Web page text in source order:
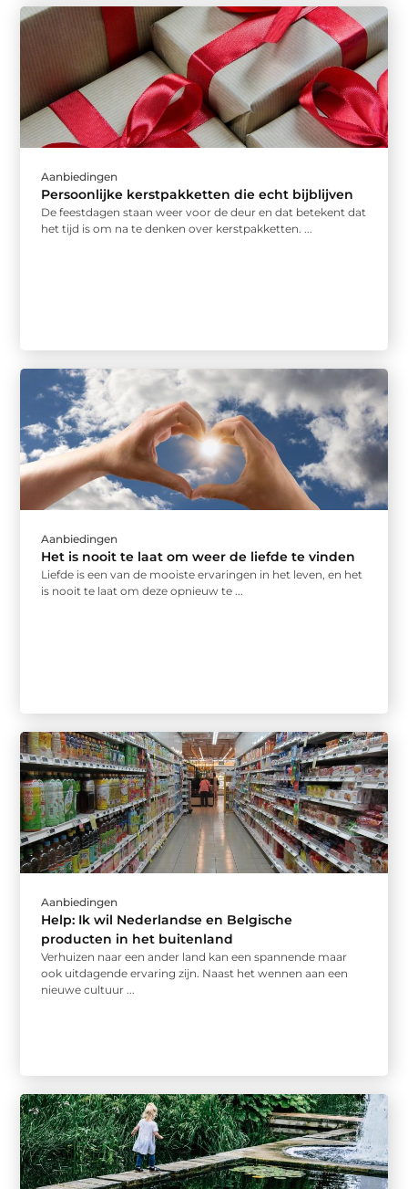
Aanbiedingen
Persoonlijke kerstpakketten die echt bijblijven
De feestdagen staan weer voor de deur en dat betekent dat
het tijd is om na te denken over kerstpakketten. ...
Aanbiedingen
Het is nooit te laat om weer de liefde te vinden
Liefde is een van de mooiste ervaringen in het leven, en het
is nooit te laat om deze opnieuw te ...
Aanbiedingen
Help: Ik wil Nederlandse en Belgische
producten in het buitenland
Verhuizen naar een ander land kan een spannende maar
ook uitdagende ervaring zijn. Naast het wennen aan een
nieuwe cultuur ...